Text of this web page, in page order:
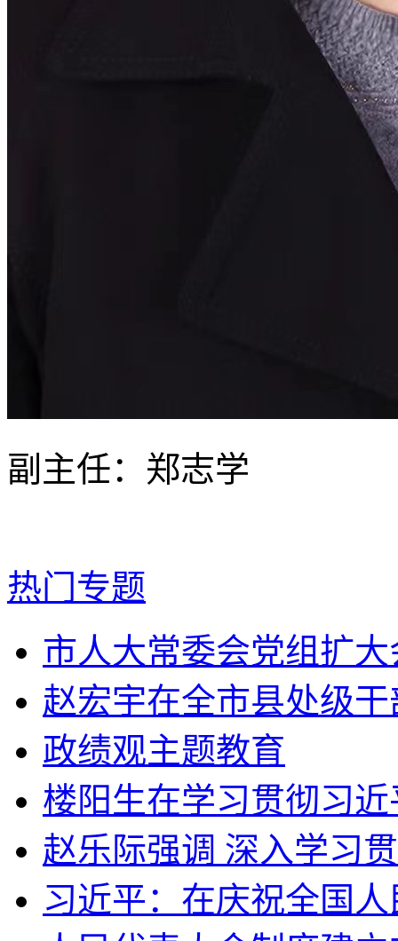
副主任：郑志学
热门专题
市人大常委会党组扩
赵宏宇在全市县处级
政绩观主题教育
楼阳生在学习贯彻习
赵乐际强调 深入学习
习近平：在庆祝全国